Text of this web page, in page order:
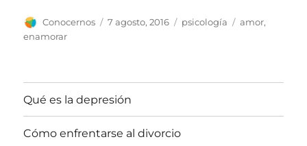
Autor
Conocernos
Publicado
7 agosto, 2016 Categorías
psicología Etiquetas
amor,
enamorar
Qué es la depresión
Cómo enfrentarse al divorcio